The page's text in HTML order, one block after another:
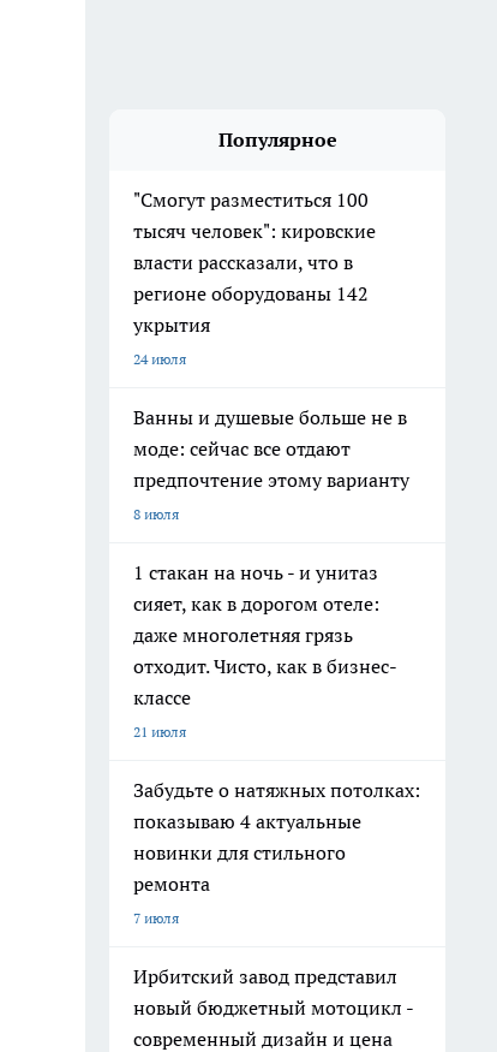
Популярное
"Смогут разместиться 100
тысяч человек": кировские
власти рассказали, что в
регионе оборудованы 142
укрытия
24 июля
Ванны и душевые больше не в
моде: сейчас все отдают
предпочтение этому варианту
8 июля
1 стакан на ночь - и унитаз
сияет, как в дорогом отеле:
даже многолетняя грязь
отходит. Чисто, как в бизнес-
классе
21 июля
Забудьте о натяжных потолках:
показываю 4 актуальные
новинки для стильного
ремонта
7 июля
Ирбитский завод представил
новый бюджетный мотоцикл -
современный дизайн и цена